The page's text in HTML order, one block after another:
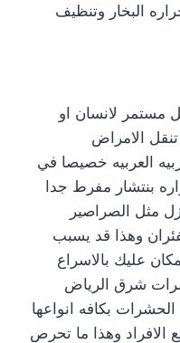
البخار وتنظيف
لانسان او
الامراض
العربيه خصيصا في
بنتشار مفرط جدا
مثل الصراصير
وهذا قد يسبب
عليك بالاسراع
شرق الرياض
بكافه انواعها
الافراد وهذا ما تحرص